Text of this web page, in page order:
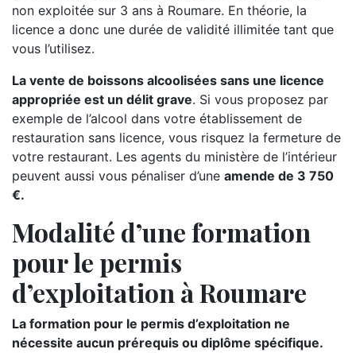
non exploitée sur 3 ans à Roumare. En théorie, la
licence a donc une durée de validité illimitée tant que
vous l’utilisez.
La vente de boissons alcoolisées sans une licence
appropriée est un délit grave. Si vous proposez par
exemple de l’alcool dans votre établissement de
restauration sans licence, vous risquez la fermeture de
votre restaurant. Les agents du ministère de l’intérieur
peuvent aussi vous pénaliser d’une amende de 3 750
€.
Modalité d’une formation
pour le permis
d’exploitation à Roumare
La formation pour le permis d’exploitation ne
nécessite aucun prérequis ou diplôme spécifique.